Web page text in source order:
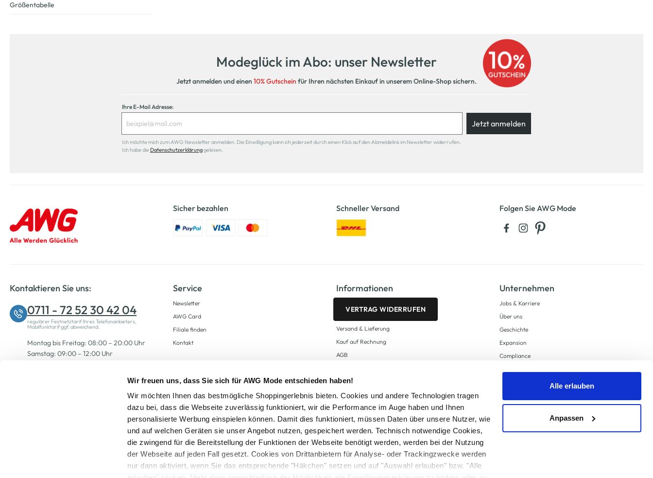
Wir freuen uns, dass Sie sich für AWG Mode entschieden haben!
Wir möchten Ihnen das bestmögliche Shoppingerlebnis bieten. Cookies und andere Technologien tragen
dazu bei, dass die Webseite zuverlässig funktioniert, wir die Performance im Auge haben und Ihnen
personalisierte Werbung einspielen können. Damit dies funktioniert, müssen Daten über unsere Nutzer, wie
und auf welchen Geräten sie unser Angebot nutzen, gespeichert werden. Technisch notwendige Cookies,
die zwingend für die Bereitstellung der Funktionen der Webseite benötigt werden, werden bei der Nutzung
der Webseite auf jeden Fall gesetzt. Cookies von Drittanbietern für Analyse- oder Trackingzwecke werden
nur dann aktiviert, wenn Sie das entsprechende "Häkchen" setzen und auf "Auswahl erlauben" bzw. "Alle
Alle erlauben
Anpassen
Größentabelle
Modeglück im Abo: unser Newsletter
Jetzt anmelden und einen 10% Gutschein für Ihren nächsten Einkauf in unserem Online-Shop sichern.
Ihre E-Mail Adresse:
Jetzt anmelden
Ich möchte mich zum AWG Newsletter anmelden. Die Einwilligung kann ich jederzeit durch einen Klick auf den Abmeldelink im Newsletter widerrufen.
Ich habe die Datenschutzerklärunggelesen.
Sicher bezahlen Schneller Versand Folgen Sie AWG Mode
Kontaktieren Sie uns:
0711 - 72 52 30 42 04
regulärer Festnetztarif Ihres Telefonanbieters,
Mobilfunktarif ggf. abweichend.
Montag bis Freitag: 08:00 – 20:00 Uhr
Samstag: 09:00 – 12:00 Uhr
Service
Newsletter
AWG Card
Filiale finden
Kontakt
Informationen
VERTRAG WIDERRUFEN
Versand & Lieferung
Kauf auf Rechnung
AGB
Zahlungsarten
Datenschutz
AWG CARD Teilnahmebedingungen
Unternehmen
Jobs & Karriere
Über uns
Geschichte
Expansion
Compliance
Supply Chain Due Diligence
Alle Preise inkl. gesetzl. Mehrwertsteuer zzgl.